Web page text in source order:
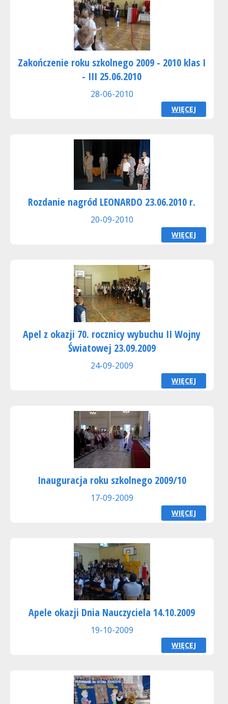
Zakończenie roku szkolnego 2009 - 2010 klas I
- III 25.06.2010
28-06-2010
WIĘCEJ
Rozdanie nagród LEONARDO 23.06.2010 r.
20-09-2010
WIĘCEJ
Apel z okazji 70. rocznicy wybuchu II Wojny
Światowej 23.09.2009
24-09-2009
WIĘCEJ
Inauguracja roku szkolnego 2009/10
17-09-2009
WIĘCEJ
Apele okazji Dnia Nauczyciela 14.10.2009
19-10-2009
WIĘCEJ